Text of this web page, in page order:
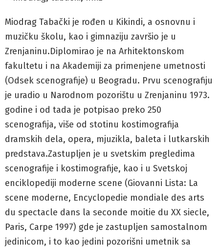
Miodrag Tabački je rođen u Kikindi, a osnovnu i
muzičku školu, kao i gimnaziju završio je u
Zrenjaninu.Diplomirao je na Arhitektonskom
fakultetu i na Akademiji za primenjene umetnosti
(Odsek scenografije) u Beogradu. Prvu scenografiju
je uradio u Narodnom pozorištu u Zrenjaninu 1973.
godine i od tada je potpisao preko 250
scenografija, više od stotinu kostimografija
dramskih dela, opera, mjuzikla, baleta i lutkarskih
predstava.Zastupljen je u svetskim pregledima
scenografije i kostimografije, kao i u Svetskoj
enciklopediji moderne scene (Giovanni Lista: La
scene moderne, Encyclopedie mondiale des arts
du spectacle dans la seconde moitie du XX siecle,
Paris, Carpe 1997) gde je zastupljen samostalnom
jedinicom, i to kao jedini pozorišni umetnik sa